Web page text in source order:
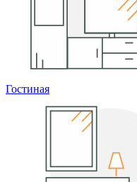
Гостиная